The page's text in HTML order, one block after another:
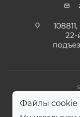
22-
Файлы cookie